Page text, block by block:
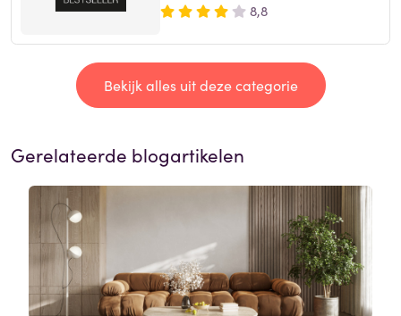
8,8
Bekijk alles uit deze categorie
Gerelateerde blogartikelen